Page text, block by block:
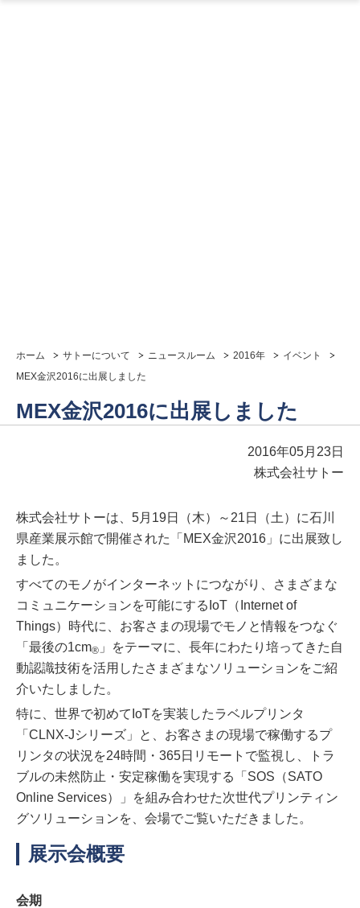
ホーム サトーについて ニュースルーム 2016年
イベント
MEX金沢2016に出展しました
MEX金沢2016に出展しました
2016年05月23日
株式会社サトー
株式会社サトーは、5月19日（木）～21日（土）に石川
県産業展示館で開催された「MEX金沢2016」に出展致し
ました。
すべてのモノがインターネットにつながり、さまざまな
コミュニケーションを可能にするIoT（Internet of
Things）時代に、お客さまの現場でモノと情報をつなぐ
「最後の1cm® 」をテーマに、長年にわたり培ってきた自
動認識技術を活用したさまざまなソリューションをご紹
介いたしました。
特に、世界で初めてIoTを実装したラベルプリンタ
「CLNX-Jシリーズ」と、お客さまの現場で稼働するプ
リンタの状況を24時間・365日リモートで監視し、トラ
ブルの未然防止・安定稼働を実現する「SOS（SATO
Online Services）」を組み合わせた次世代プリンティン
グソリューションを、会場でご覧いただきました。
展示会概要
会期